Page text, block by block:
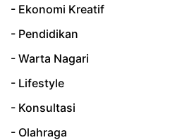
- Ekonomi Kreatif
- Pendidikan
- Warta Nagari
- Lifestyle
- Konsultasi
- Olahraga